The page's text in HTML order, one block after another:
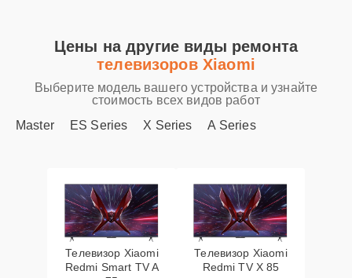
Цены на другие виды ремонта
телевизоров Xiaomi
Выберите модель вашего устройства и узнайте
стоимость всех видов работ
Master
ES Series X Series A Series
Телевизор Xiaomi
Redmi Smart TV A
Телевизор Xiaomi
Redmi TV X 85